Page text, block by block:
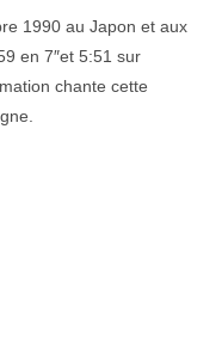
1990 au Japon et aux
en 7″et 5:51 sur
chante cette